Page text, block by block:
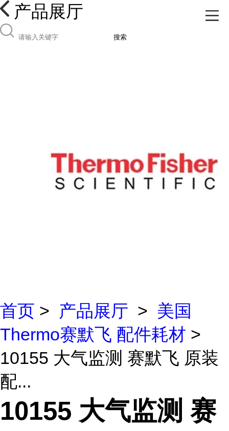
产品展厅
搜索
首页 > 产品展厅 > 美国
Thermo赛默飞 配件耗材 >
10155 大气监测 赛默飞 原装
配...
10155 大气监测 赛